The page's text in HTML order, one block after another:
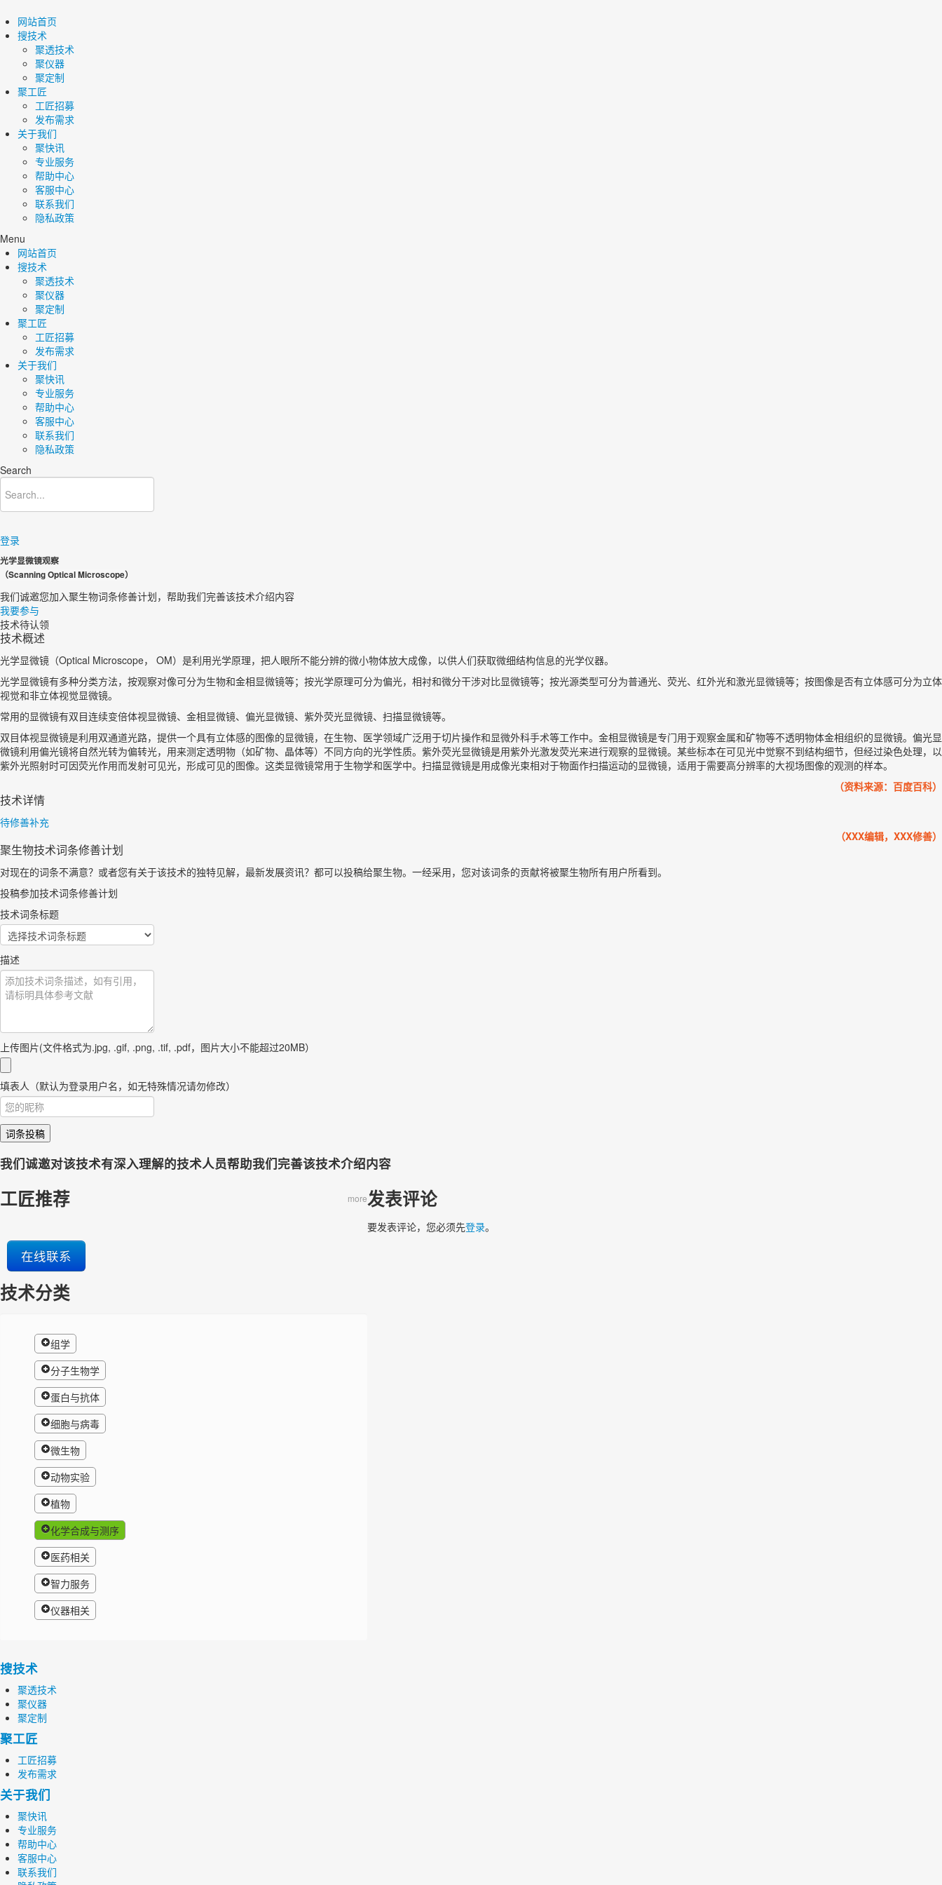
网站首页
搜技术
聚透技术
聚仪器
聚定制
聚工匠
工匠招募
发布需求
关于我们
聚快讯
专业服务
帮助中心
客服中心
联系我们
隐私政策
Menu
网站首页
搜技术
聚透技术
聚仪器
聚定制
聚工匠
工匠招募
发布需求
关于我们
聚快讯
专业服务
帮助中心
客服中心
联系我们
隐私政策
Search
登录
光学显微镜观察
（Scanning Optical Microscope）
我们诚邀您加入聚生物词条修善计划，帮助我们完善该技术介绍内容​
我要参与
技术待认领
技术概述
光学显微镜（Optical Microscope， OM）是利用光学原理，把人眼所不能分辨的微小物体放大成像，以供人们获取微细结构信息的光学仪器。
光学显微镜有多种分类方法，按观察对像可分为生物和金相显微镜等；按光学原理可分为偏光，相衬和微分干涉对比显微镜等；按光源类型可分为普通光、荧光、红外光和激光显微镜等；按图像是否有立体感可分为立体
视觉和非立体视觉显微镜。
常用的显微镜有双目连续变倍体视显微镜、金相显微镜、偏光显微镜、紫外荧光显微镜、扫描显微镜等。
双目体视显微镜是利用双通道光路，提供一个具有立体感的图像的显微镜，在生物、医学领域广泛用于切片操作和显微外科手术等工作中。金相显微镜是专门用于观察金属和矿物等不透明物体金相组织的显微镜。偏光显
微镜利用偏光镜将自然光转为偏转光，用来测定透明物（如矿物、晶体等）不同方向的光学性质。紫外荧光显微镜是用紫外光激发荧光来进行观察的显微镜。某些标本在可见光中觉察不到结构细节，但经过染色处理，以
紫外光照射时可因荧光作用而发射可见光，形成可见的图像。这类显微镜常用于生物学和医学中。扫描显微镜是用成像光束相对于物面作扫描运动的显微镜，适用于需要高分辨率的大视场图像的观测的样本。
（资料来源：百度百科）
技术详情
待修善补充
（XXX编辑，XXX修善）
聚生物技术词条修善计划
对现在的词条不满意？或者您有关于该技术的独特见解，最新发展资讯？都可以投稿给聚生物。一经采用，您对该词条的贡献将被聚生物所有用户所看到。
投稿参加技术词条修善计划
技术词条标题
描述
上传图片(文件格式为.jpg, .gif, .png, .tif, .pdf，图片大小不能超过20MB）
填表人（默认为登录用户名，如无特殊情况请勿修改）
词条投稿
我们诚邀对该技术有深入理解的技术人员帮助我们完善该技术介绍内容
工匠推荐 more
在线联系
技术分类
组学
分子生物学
蛋白与抗体
细胞与病毒
微生物
动物实验
植物
化学合成与测序
医药相关
智力服务
仪器相关
发表评论
要发表评论，您必须先登录。
搜技术
聚透技术
聚仪器
聚定制
聚工匠
工匠招募
发布需求
关于我们
聚快讯
专业服务
帮助中心
客服中心
联系我们